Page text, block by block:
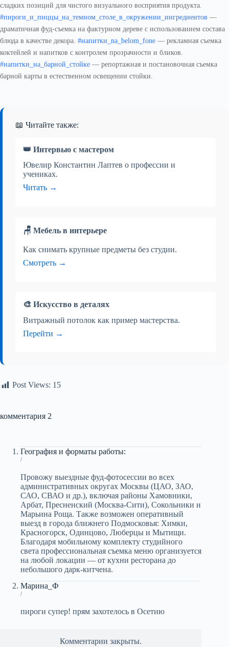
сладких позиций для чистого визуального восприятия продукта.
#пироги_и_пиццы_на_темном_столе_в_окружении_ингредиентов —
драматичная фуд-съемка на фактурном дереве с использованием состава
блюда в качестве декора. #напитки_na_belom_fone — рекламная съемка
коктейлей и напитков с контролем прозрачности и бликов.
#напитки_на_барной_стойке — репортажная и постановочная съемка
барной карты в естественном освещении стойки.
📖 Читайте также:
👑 Интервью с мастером
Ювелир Константин Лаптев о профессии и
учениках.
Читать →
🪑 Мебель в интерьере
Как снимать крупные предметы без студии.
Смотреть →
🎨 Искусство в деталях
Витражный потолок как пример мастерства.
Перейти →
Post Views: 15
комментария 2
География и форматы работы:
/
Провожу выездные фуд-фотосессии во всех
административных округах Москвы (ЦАО, ЗАО,
САО, СВАО и др.), включая районы Хамовники,
Арбат, Пресненский (Москва-Сити), Сокольники и
Марьина Роща. Также возможен оперативный
выезд в города ближнего Подмосковья: Химки,
Красногорск, Одинцово, Люберцы и Мытищи.
Благодаря мобильному комплекту студийного
света профессиональная съемка меню организуется
на любой локации — от кухни ресторана до
небольшого дарк-китчена.
Марина_Ф
/
пироги супер! прям захотелось в Осетию
Комментарии закрыты.